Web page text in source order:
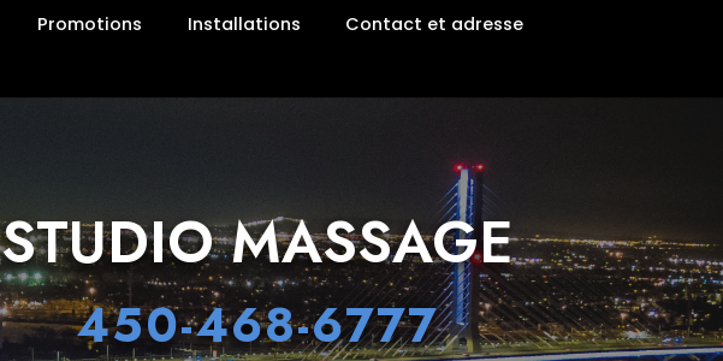
Promotions Installations Contact et adresse
STUDIO MASSAGE
450-468-6777